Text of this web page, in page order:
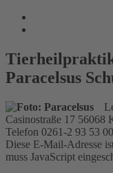
Paracelsus
Casinostraße 17 56068
Telefon 0261-2 93 53
Diese E-Mail-Adresse
muss JavaScript